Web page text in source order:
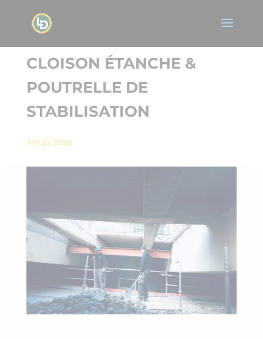
CLOISON ÉTANCHE &
POUTRELLE DE
STABILISATION
Avr 19, 2019